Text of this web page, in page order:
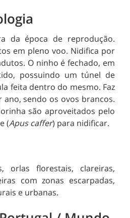
da época de reprodução.
em pleno voo. Nidifica por
O ninho é fechado, em
possuindo um túnel de
feita dentro do mesmo. Faz
sendo os ovos brancos.
são aproveitados pelo
(Apus caffer) para nidificar.
orlas florestais, clareiras,
com zonas escarpadas,
e urbanas.